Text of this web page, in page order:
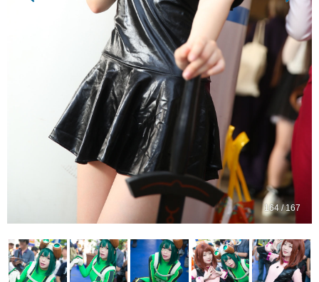
164 / 167